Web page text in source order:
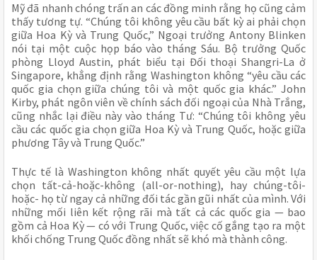
Mỹ đã nhanh chóng trấn an các đồng minh rằng họ cũng cảm
thấy tương tự. “Chúng tôi không yêu cầu bất kỳ ai phải chọn
giữa Hoa Kỳ và Trung Quốc,” Ngoại trưởng Antony Blinken
nói tại một cuộc họp báo vào tháng Sáu. Bộ trưởng Quốc
phòng Lloyd Austin, phát biểu tại Đối thoại Shangri-La ở
Singapore, khẳng định rằng Washington không “yêu cầu các
quốc gia chọn giữa chúng tôi và một quốc gia khác.” John
Kirby, phát ngôn viên về chính sách đối ngoại của Nhà Trắng,
cũng nhắc lại điều này vào tháng Tư: “Chúng tôi không yêu
cầu các quốc gia chọn giữa Hoa Kỳ và Trung Quốc, hoặc giữa
phương Tây và Trung Quốc.”
Thực tế là Washington không nhất quyết yêu cầu một lựa
chọn tất-cả-hoặc-không (all-or-nothing), hay chúng-tôi-
hoặc- họ từ ngay cả những đối tác gần gũi nhất của mình. Với
những mối liên kết rộng rãi mà tất cả các quốc gia — bao
gồm cả Hoa Kỳ — có với Trung Quốc, việc cố gắng tạo ra một
khối chống Trung Quốc đồng nhất sẽ khó mà thành công.